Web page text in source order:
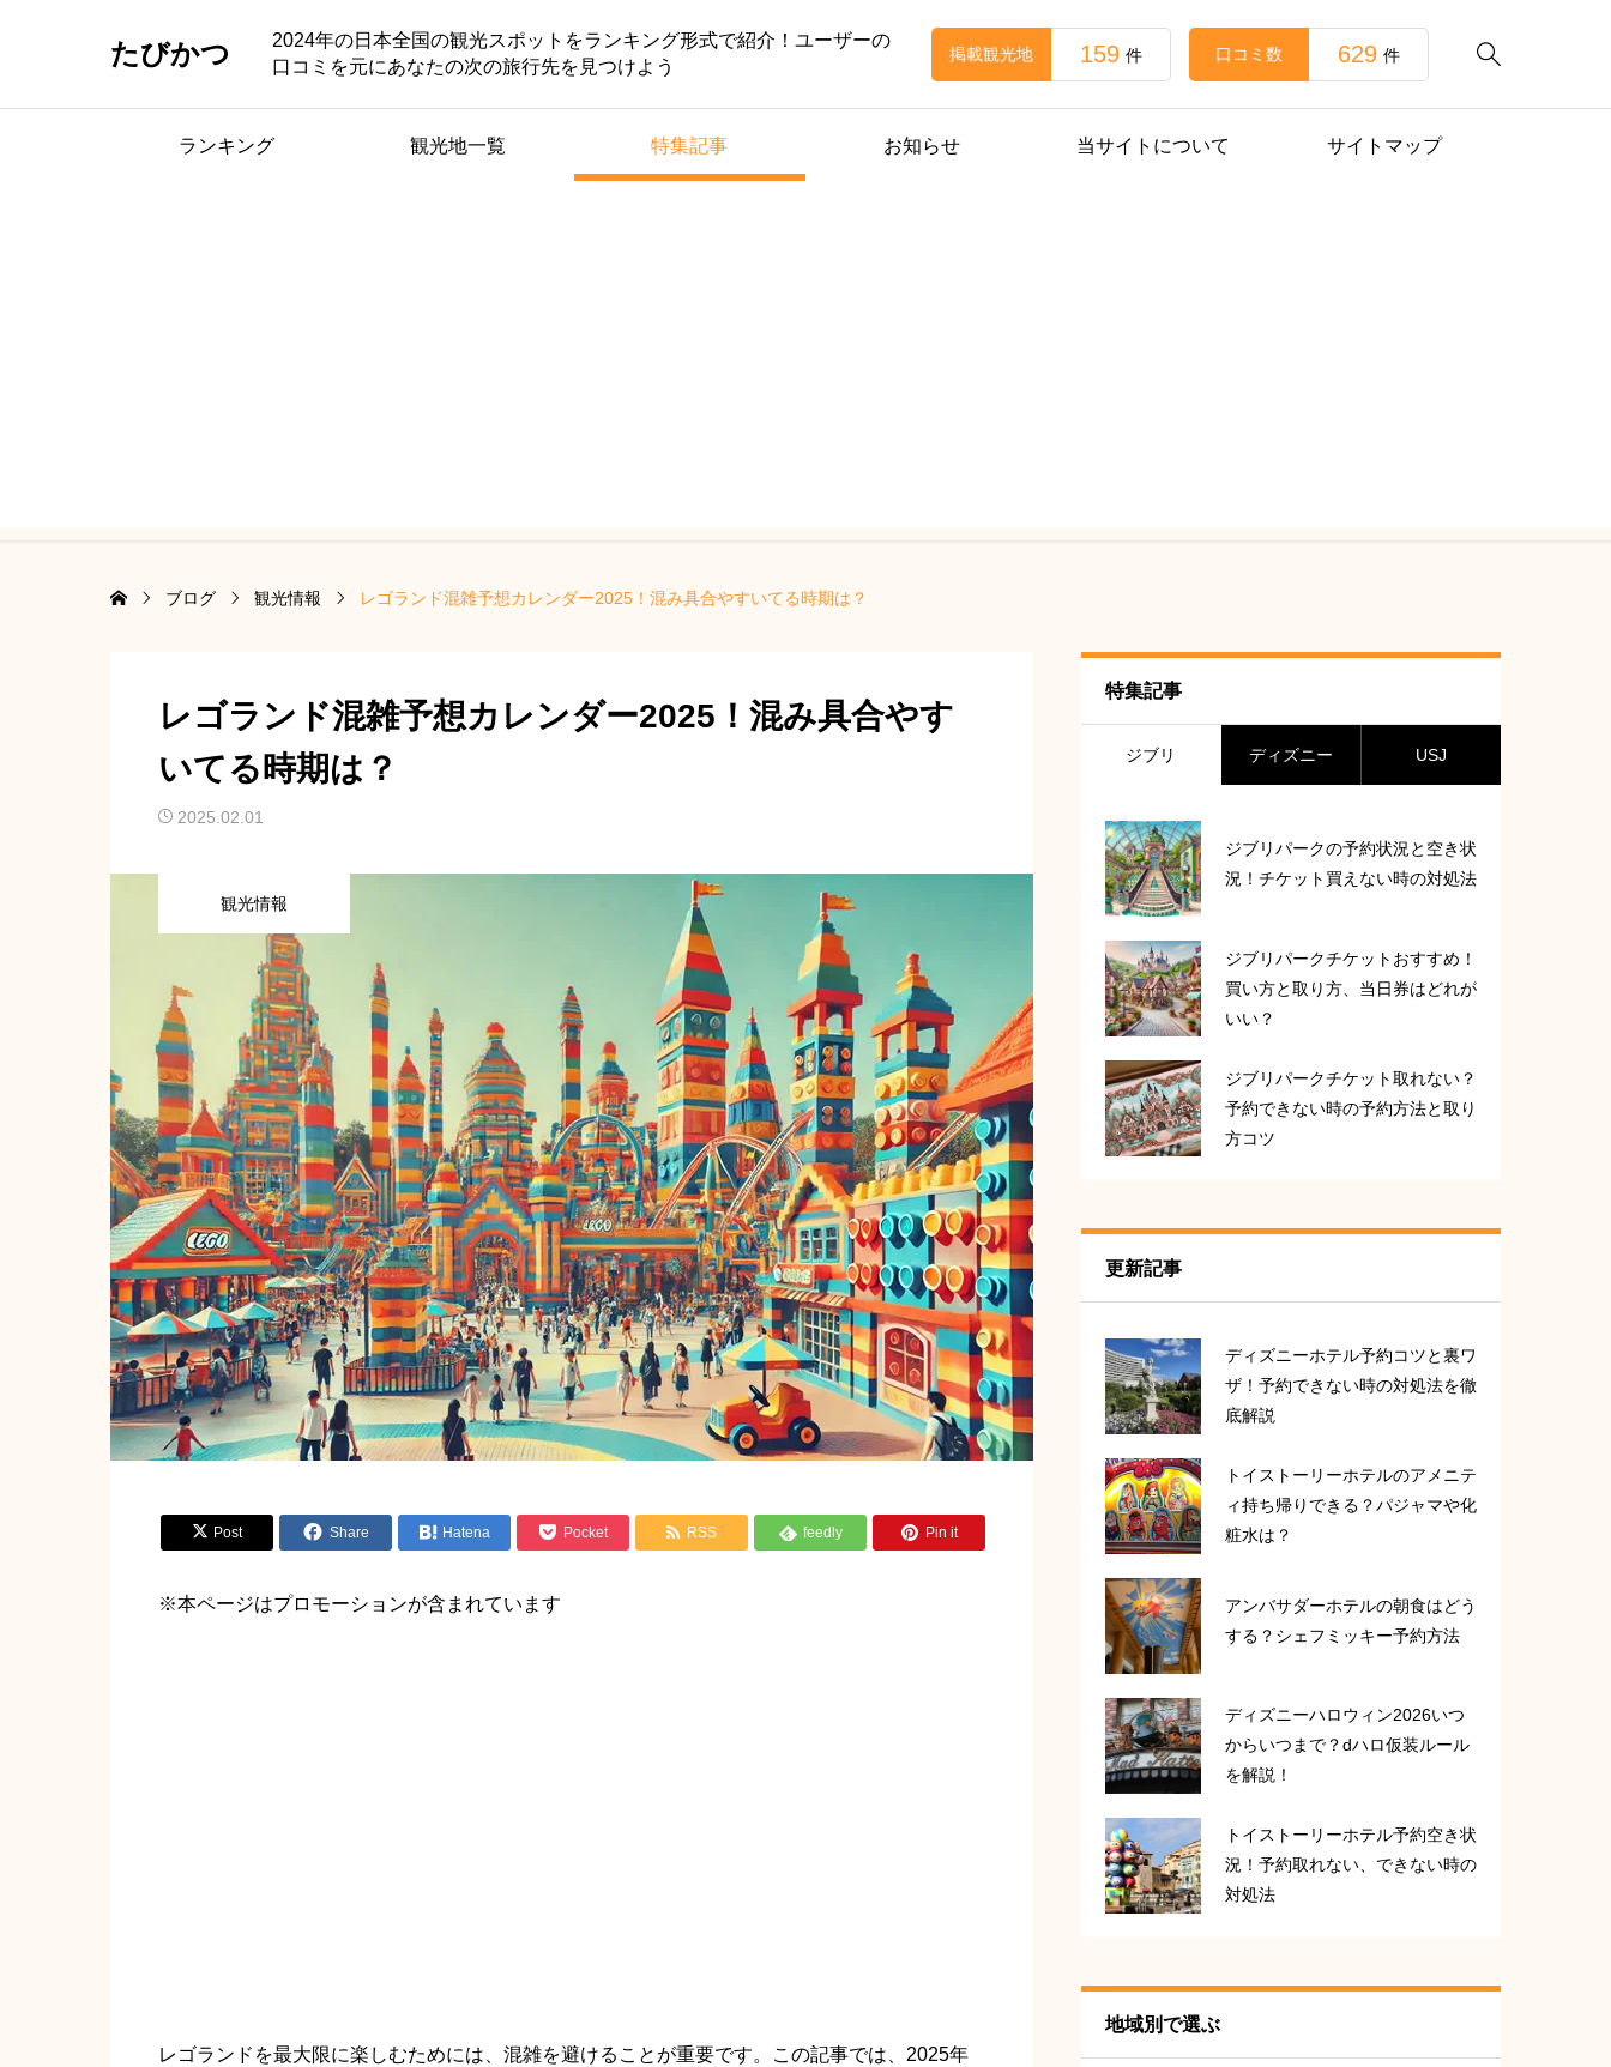
たびかつ
2024年の日本全国の観光スポットをランキング形式で紹介！ユーザーの
口コミを元にあなたの次の旅行先を見つけよう

掲載観光地 159 件 口コミ数 629 件
ランキング 観光地一覧 特集記事 お知らせ 当サイトについて サイトマップ
ブログ 観光情報 レゴランド混雑予想カレンダー2025！混み具合やすいてる時期は？
レゴランド混雑予想カレンダー2025！混み具合やす
いてる時期は？
2025.02.01
観光情報
 Post  Share  Hatena  Pocket  RSS  feedly  Pin it
※本ページはプロモーションが含まれています
レゴランドを最大限に楽しむためには、混雑を避けることが重要です。この記事では、2025年
特集記事
ジブリ ディズニー USJ
ジブリパークの予約状況と空き状
況！チケット買えない時の対処法
ジブリパークチケットおすすめ！
買い方と取り方、当日券はどれが
いい？
ジブリパークチケット取れない？
予約できない時の予約方法と取り
方コツ
更新記事
ディズニーホテル予約コツと裏ワ
ザ！予約できない時の対処法を徹
底解説
トイストーリーホテルのアメニテ
ィ持ち帰りできる？パジャマや化
粧水は？
アンバサダーホテルの朝食はどう
する？シェフミッキー予約方法
ディズニーハロウィン2026いつ
からいつまで？dハロ仮装ルール
を解説！
トイストーリーホテル予約空き状
況！予約取れない、できない時の
対処法
地域別で選ぶ